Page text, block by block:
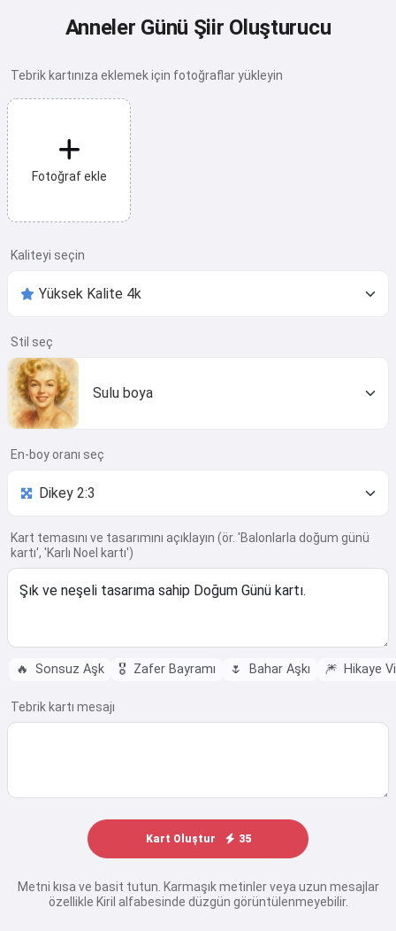
Anneler Günü Şiir Oluşturucu
Tebrik kartınıza eklemek için fotoğraflar yükleyin
Fotoğraf ekle
Kaliteyi seçin
Stil seç
Sulu boya
En-boy oranı seç
Kart temasını ve tasarımını açıklayın (ör. 'Balonlarla doğum günü
kartı', 'Karlı Noel kartı')
🔥 Sonsuz Aşk 🎖️ Zafer Bayramı 🌷 Bahar Aşkı 🎆 Hikaye
Tebrik kartı mesajı
Kart Oluştur 35
Metni kısa ve basit tutun. Karmaşık metinler veya uzun mesajlar
özellikle Kiril alfabesinde düzgün görüntülenmeyebilir.